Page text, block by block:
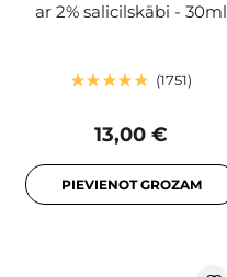
ar 2% salicilskābi - 30ml
1751
13,00 €
PIEVIENOT GROZAM